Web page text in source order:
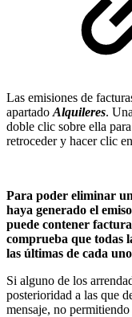
Las emisiones de
apartado Alquileres.
doble clic sobre ella
retroceder y hacer clic
Para poder eliminar
haya generado el
puede contener
comprueba que todas
las últimas de cada
Si alguno de los
posterioridad a las que
mensaje, no